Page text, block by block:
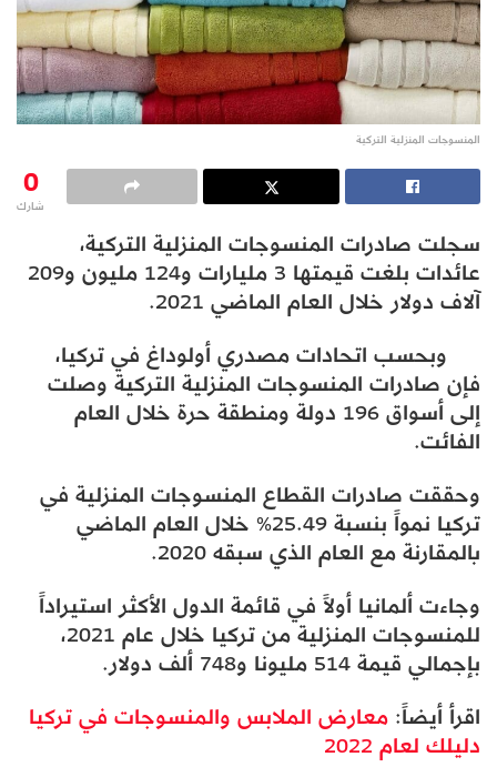
المنسوجات المنزلية التركية
0
شارك
سجلت صادرات المنسوجات المنزلية التركية،
عائدات بلغت قيمتها 3 مليارات و124 مليون و209
آلاف دولار خلال العام الماضي 2021.
وبحسب اتحادات مصدري أولوداغ في تركيا،
فإن صادرات المنسوجات المنزلية التركية وصلت
إلى أسواق 196 دولة ومنطقة حرة خلال العام
الفائت.
وحققت صادرات القطاع المنسوجات المنزلية في
تركيا نمواً بنسبة 25.49% خلال العام الماضي
بالمقارنة مع العام الذي سبقه 2020.
وجاءت ألمانيا أولاً في قائمة الدول الأكثر استيراداً
للمنسوجات المنزلية من تركيا خلال عام 2021،
بإجمالي قيمة 514 مليونا و748 ألف دولار.
اقرأ أيضاً:معارض الملابس والمنسوجات في تركيا
دليلك لعام 2022